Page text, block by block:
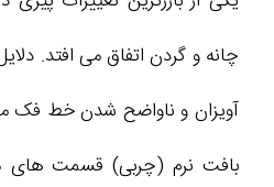
چانه و گردن اتفاق می افتد.
آویزان و ناواضح شدن خط فک
بافت نرم (چربی) قسمت های